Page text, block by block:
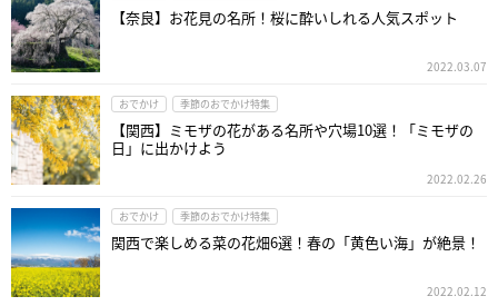
【奈良】お花見の名所！桜に酔いしれる人気スポット
2022.03.07
おでかけ 季節のおでかけ特集
【関西】ミモザの花がある名所や穴場10選！「ミモザの
日」に出かけよう
2022.02.26
おでかけ 季節のおでかけ特集
関西で楽しめる菜の花畑6選！春の「黄色い海」が絶景！
2022.02.12